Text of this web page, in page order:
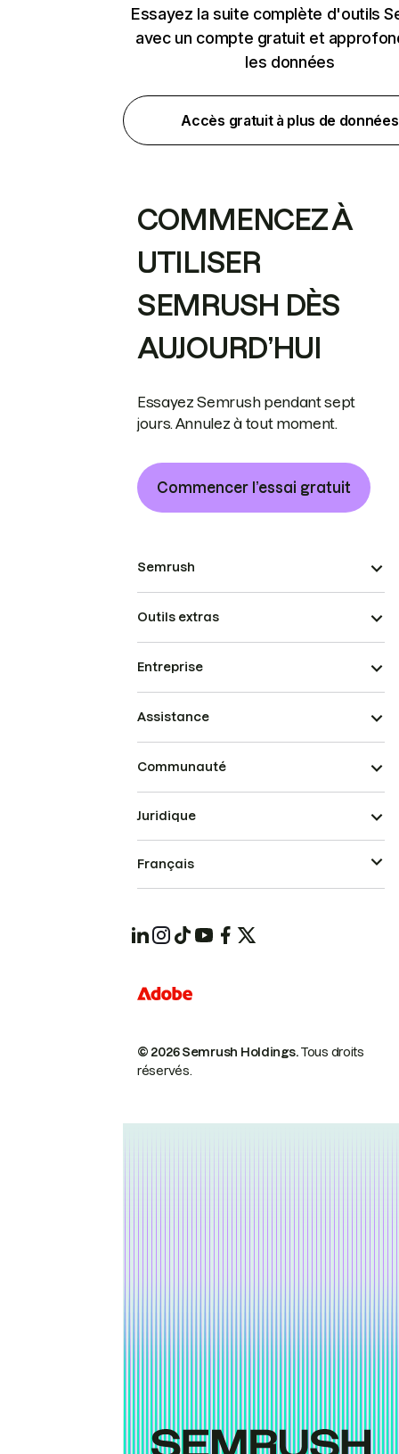
Essayez la suite complète d'outils
avec un compte gratuit et
les données
Accès gratuit à plus de données
COMMENCEZ À
UTILISER
SEMRUSH DÈS
AUJOURD’HUI
Essayez Semrush pendant sept
jours. Annulez à tout moment.
Commencer l’essai gratuit
Semrush
Outils extras
Entreprise
Assistance
Communauté
© 2026 Semrush Holdings.Tous droits
réservés.
Juridique
Français